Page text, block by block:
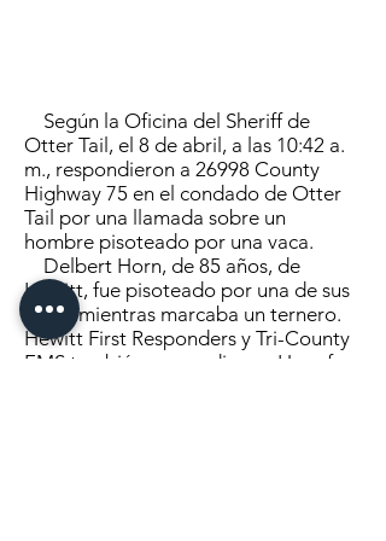
Según la Oficina del Sheriff de
Otter Tail, el 8 de abril, a las 10:42 a.
m., respondieron a 26998 County
Highway 75 en el condado de Otter
Tail por una llamada sobre un
hombre pisoteado por una vaca.
Delbert Horn, de 85 años, de
Hewitt, fue pisoteado por una de sus
vacas mientras marcaba un ternero.
Hewitt First Responders y Tri-County
EMS también respondieron. Horn fue